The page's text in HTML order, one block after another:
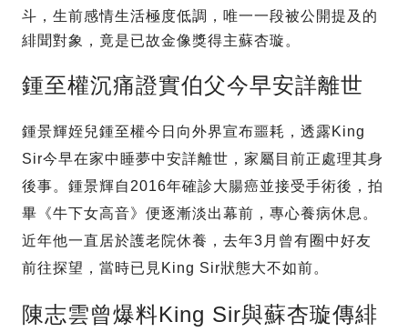
斗，生前感情生活極度低調，唯一一段被公開提及的
緋聞對象，竟是已故金像獎得主蘇杏璇。
鍾至權沉痛證實伯父今早安詳離世
鍾景輝姪兒鍾至權今日向外界宣布噩耗，透露King
Sir今早在家中睡夢中安詳離世，家屬目前正處理其身
後事。鍾景輝自2016年確診大腸癌並接受手術後，拍
畢《牛下女高音》便逐漸淡出幕前，專心養病休息。
近年他一直居於護老院休養，去年3月曾有圈中好友
前往探望，當時已見King Sir狀態大不如前。
陳志雲曾爆料King Sir與蘇杏璇傳緋